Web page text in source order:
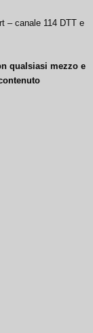
– canale 114 DTT e
qualsiasi mezzo e